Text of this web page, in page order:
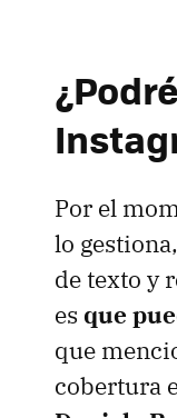
Por el
lo
de texto y
es que
que
cobertura